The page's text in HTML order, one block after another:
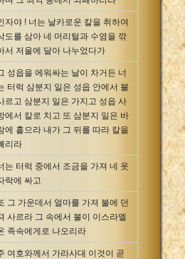
자야 ! 너는 날카로운 칼을 취하여
도를 삼아 네 머리털과 수염을 깎
서 저울에 달아 나누었다가
성읍을 에워싸는 날이 차거든 너
터럭 삼분지 일은 성읍 안에서 불
르고 삼분지 일은 가지고 성읍 사
에서 칼로 치고 또 삼분지 일은 바
에 흩으라 내가 그 뒤를 따라 칼을
리라
는 터럭 중에서 조금을 가져 네 옷
락에 싸고
그 가운데서 얼마를 가져 불에 던
사르라 그 속에서 불이 이스라엘
족속에게로 나오리라
여호와께서 가라사대 이것이 곧